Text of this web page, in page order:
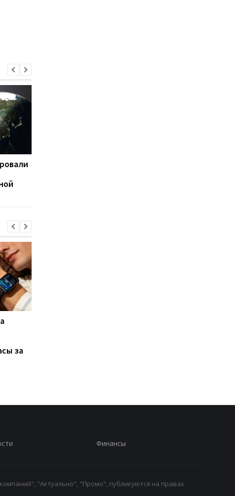
за
Финансы
"Актуально", "Промо", публикуются на правах